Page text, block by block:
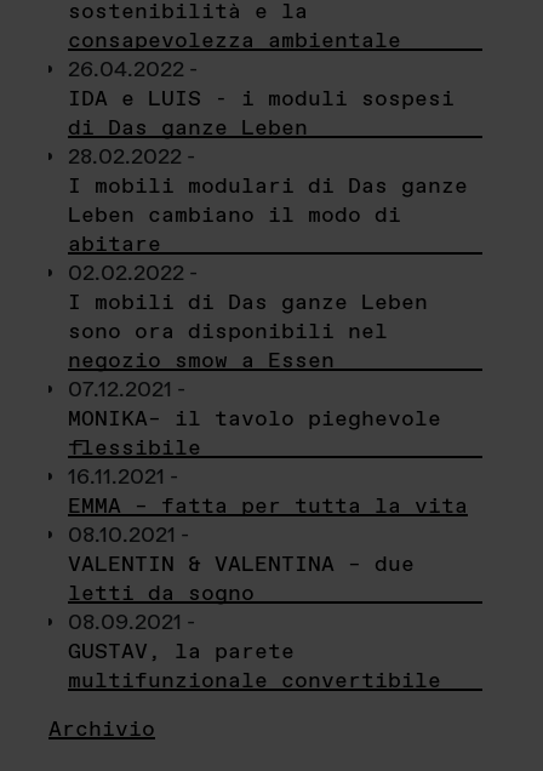
sostenibilità e la
consapevolezza ambientale
26.04.2022 -
IDA e LUIS - i moduli sospesi
di Das ganze Leben
28.02.2022 -
I mobili modulari di Das ganze
Leben cambiano il modo di
abitare
02.02.2022 -
I mobili di Das ganze Leben
sono ora disponibili nel
negozio smow a Essen
07.12.2021 -
MONIKA– il tavolo pieghevole
flessibile
16.11.2021 -
EMMA – fatta per tutta la vita
08.10.2021 -
VALENTIN & VALENTINA – due
letti da sogno
08.09.2021 -
GUSTAV, la parete
multifunzionale convertibile
Archivio